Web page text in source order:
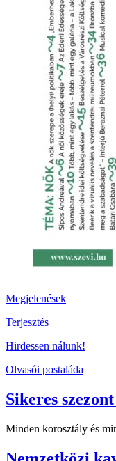
Megjelenések
Terjesztés
Hirdessen nálunk!
Olvasói postaláda
Sikeres
Minden korosztály és